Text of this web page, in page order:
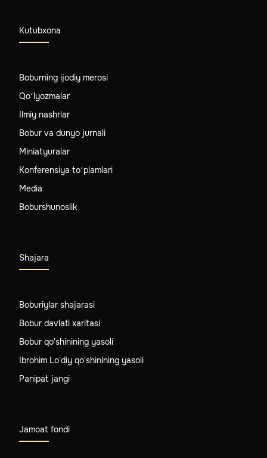
Kutubxona
Boburning ijodiy merosi
Qo‘lyozmalar
Ilmiy nashrlar
Bobur va dunyo jurnali
Miniatyuralar
Konferensiya to‘plamlari
Media
Boburshunoslik
Shajara
Boburiylar shajarasi
Bobur davlati xaritasi
Bobur qo'shinining yasoli
Ibrohim Lo'diy qo'shinining yasoli
Panipat jangi
Jamoat fondi